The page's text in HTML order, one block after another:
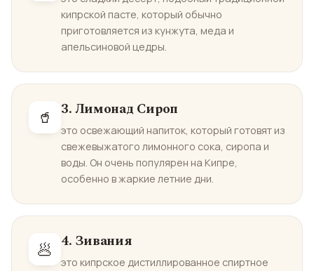
кипрской пасте, который обычно
приготовляется из кунжута, меда и
апельсиновой цедры.
🥤 3. Лимонад Сироп
это освежающий напиток, который готовят из
свежевыжатого лимонного сока, сиропа и
воды. Он очень популярен на Кипре,
особенно в жаркие летние дни.
🥟 4. Зивания
это кипрское дистиллированное спиртное